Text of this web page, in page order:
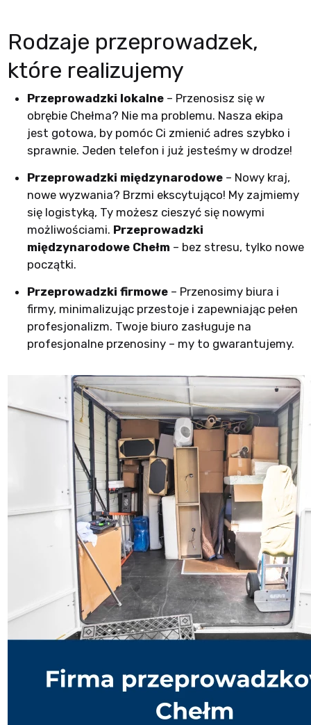
Rodzaje przeprowadzek,
które realizujemy
Przeprowadzki lokalne– Przenosisz się w
obrębie Chełma? Nie ma problemu. Nasza ekipa
jest gotowa, by pomóc Ci zmienić adres szybko i
sprawnie. Jeden telefon i już jesteśmy w drodze!
Przeprowadzki międzynarodowe– Nowy kraj,
nowe wyzwania? Brzmi ekscytująco! My zajmiemy
się logistyką, Ty możesz cieszyć się nowymi
możliwościami. Przeprowadzki
międzynarodowe Chełm – bez stresu, tylko nowe
początki.
Przeprowadzki firmowe– Przenosimy biura i
firmy, minimalizując przestoje i zapewniając pełen
profesjonalizm. Twoje biuro zasługuje na
profesjonalne przenosiny – my to gwarantujemy.